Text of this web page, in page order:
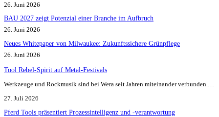
26. Juni 2026
BAU 2027 zeigt Potenzial einer Branche im Aufbruch​
26. Juni 2026
Neues Whitepaper von Milwaukee: Zukunftssichere Grünpflege
26. Juni 2026
Tool Rebel-Spirit auf Metal-Festivals
Werkzeuge und Rockmusik sind bei Wera seit Jahren miteinander verbunden.…
27. Juli 2026
Pferd Tools präsentiert Prozessintelligenz und -verantwortung